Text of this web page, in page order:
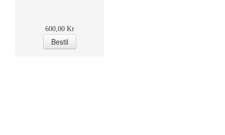
600,00 Kr